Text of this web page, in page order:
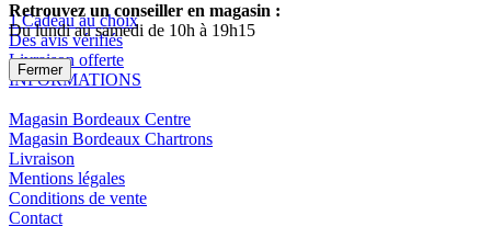
1 Cadeau au choix
Des avis vérifiés
Livraison offerte
INFORMATIONS
Magasin Bordeaux Centre
Magasin Bordeaux Chartrons
Livraison
Mentions légales
Conditions de vente
Contact
Retrouvez un conseiller en magasin :
Du lundi au samedi de 10h à 19h15
Fermer